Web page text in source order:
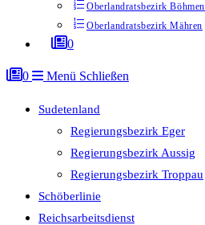
Oberlandratsbezirk Böhmen
Oberlandratsbezirk Mähren
0
0 Menü Schließen
Sudetenland
Regierungsbezirk Eger
Regierungsbezirk Aussig
Regierungsbezirk Troppau
Schöberlinie
Reichsarbeitsdienst